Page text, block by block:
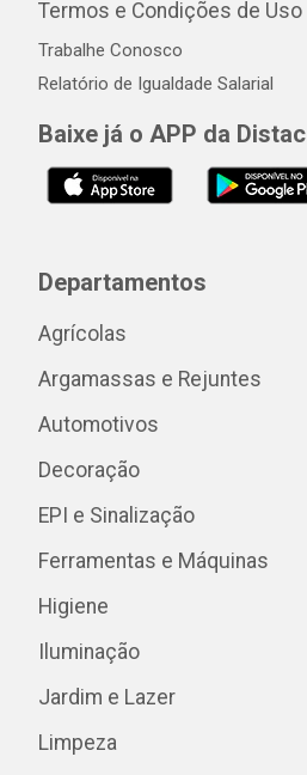
Termos e Condições de Uso
Trabalhe Conosco
Relatório de Igualdade Salarial
Baixe já o APP da Distac
Departamentos
Agrícolas
Argamassas e Rejuntes
Automotivos
Decoração
EPI e Sinalização
Ferramentas e Máquinas
Higiene
Iluminação
Jardim e Lazer
Limpeza